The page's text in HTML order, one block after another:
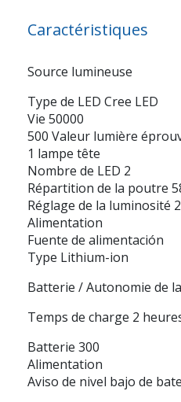
Caractéristiques
Source lumineuse
Type de LED Cree LED
Vie 50000
500 Valeur lumière
1 lampe tête
Nombre de LED 2
Répartition de la poutre
Réglage de la luminosité 2
Alimentation
Fuente de alimentación
Type Lithium-ion
Batterie / Autonomie de
Temps de charge 2
Batterie 300
Alimentation
Aviso de nivel bajo de